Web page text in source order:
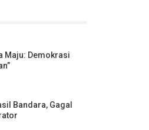
Maju: Demokrasi
Bandara, Gagal